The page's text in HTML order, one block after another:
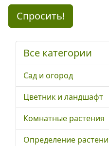
Спросить!
Все категории
Сад и огород
Цветник и ландшафт
Комнатные растения
Определение